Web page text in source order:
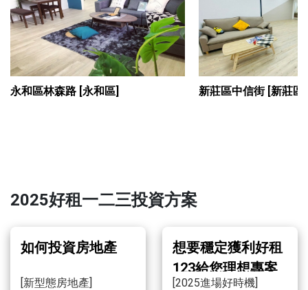
永和區林森路 [永和區] 新莊區中信街 [新莊區]
2025好租一二三投資方案
如何投資房地產
[新型態房地產]
想要穩定獲利好租
123給您理想專案
[2025進場好時機]